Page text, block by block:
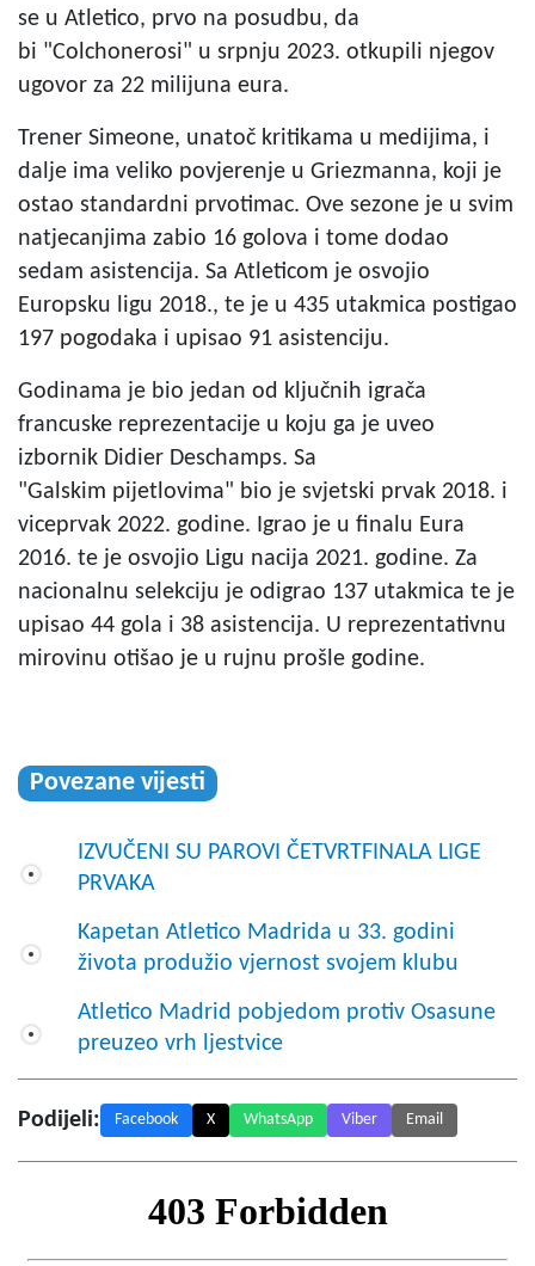
se u Atletico, prvo na posudbu, da
bi "Colchonerosi" u srpnju 2023. otkupili njegov
ugovor za 22 milijuna eura.
Trener Simeone, unatoč kritikama u medijima, i
dalje ima veliko povjerenje u Griezmanna, koji je
ostao standardni prvotimac. Ove sezone je u svim
natjecanjima zabio 16 golova i tome dodao
sedam asistencija. Sa Atleticom je osvojio
Europsku ligu 2018., te je u 435 utakmica postigao
197 pogodaka i upisao 91 asistenciju.
Godinama je bio jedan od ključnih igrača
francuske reprezentacije u koju ga je uveo
izbornik Didier Deschamps. Sa
"Galskim pijetlovima" bio je svjetski prvak 2018. i
viceprvak 2022. godine. Igrao je u finalu Eura
2016. te je osvojio Ligu nacija 2021. godine. Za
nacionalnu selekciju je odigrao 137 utakmica te je
upisao 44 gola i 38 asistencija. U reprezentativnu
mirovinu otišao je u rujnu prošle godine.
Povezane vijesti
IZVUČENI SU PAROVI ČETVRTFINALA LIGE
PRVAKA
Kapetan Atletico Madrida u 33. godini
života produžio vjernost svojem klubu
Atletico Madrid pobjedom protiv Osasune
preuzeo vrh ljestvice
Podijeli: Facebook X WhatsApp Viber Email